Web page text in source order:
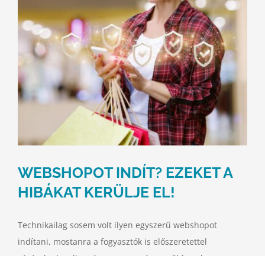
WEBSHOPOT INDÍT? EZEKET A
HIBÁKAT KERÜLJE EL!
Technikailag sosem volt ilyen egyszerű webshopot
indítani, mostanra a fogyasztók is előszeretettel